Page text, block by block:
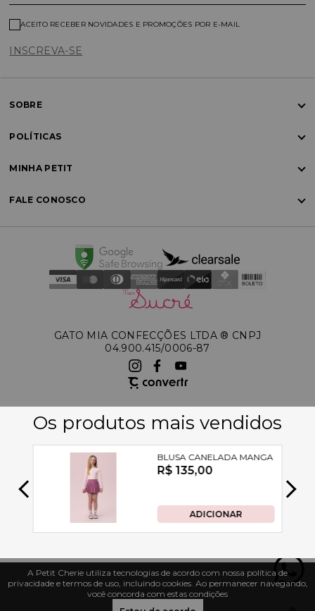
INSCREVA-SE
ACEITO RECEBER NOVIDADES E PROMOÇÕES POR E-MAIL
SOBRE
POLÍTICAS
MINHA PETIT
FALE CONOSCO
GATO MIA CONFECÇÕES LTDA ®️ CNPJ
04.900.415/0006-87
A Petit Cherie utiliza tecnologias de acordo com nossa política de
privacidade e termos de uso, incluindo cookies. Ao permanecer navegando,
você concorda com estas condições